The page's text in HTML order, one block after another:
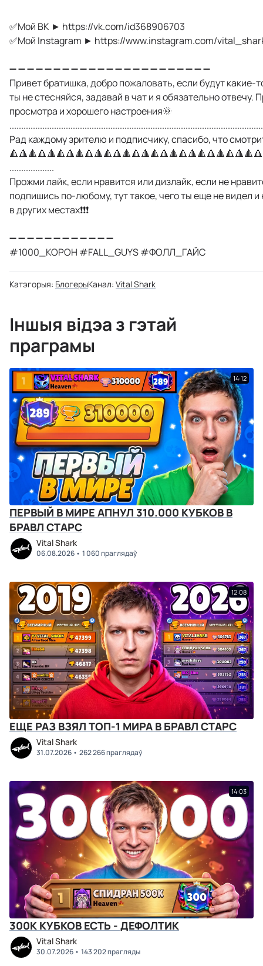
✅Мой ВК ► https://vk.com/id368906703
✅Мой Instagram ► https://www.instagram.com/
➖ ➖ ➖ ➖ ➖ ➖ ➖ ➖ ➖ ➖ ➖ ➖ ➖ ➖ ➖ ➖ ➖ ➖ ➖ ➖ ➖ ➖ ➖
Привет братишка, добро пожаловать, если будут какие-
ты не стесняйся, задавай в чат и я обязательно отвечу.
просмотра и хорошего настроения🌞
Рад каждому зрителю и подписчику, спасибо, что
...................
Прожми лайк, если нравится или дизлайк, если не
подпишись по-любому, тут такое, чего ты еще не видел
в других местах❗️❗️❗️
➖ ➖ ➖ ➖ ➖ ➖ ➖ ➖ ➖ ➖ ➖ ➖
#1000_КОРОН #FALL_GUYS #ФОЛЛ_ГАЙС
Катэгорыя: БлогерыКанал: Vital Shark
Іншыя відэа з гэтай
праграмы
14:12
ПЕРВЫЙ В МИРЕ АПНУЛ 310.000 КУБКОВ В
БРАВЛ СТАРС
Vital Shark
06.08.2026 1 060 праглядаў
12:08
ЕЩЕ РАЗ ВЗЯЛ ТОП-1 МИРА В БРАВЛ СТАРС
Vital Shark
31.07.2026 262 266 праглядаў
14:03
300К КУБКОВ ЕСТЬ - ДЕФОЛТИК
Vital Shark
30.07.2026 143 202 прагляды